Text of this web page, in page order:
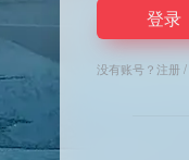
登录
没有账号？注册/